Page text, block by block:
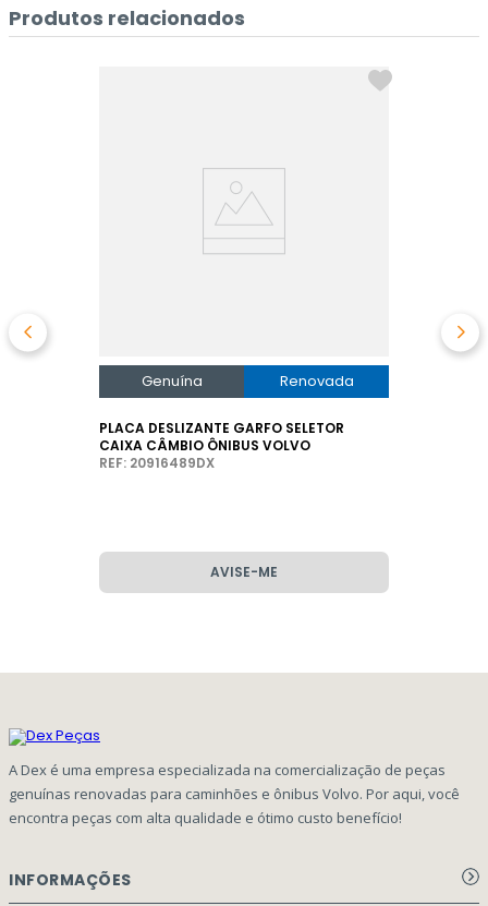
Produtos relacionados
Genuína Renovada
PLACA DESLIZANTE GARFO SELETOR
CAIXA CÂMBIO ÔNIBUS VOLVO
REF: 20916489DX
AVISE-ME
A Dex é uma empresa especializada na comercialização de peças
genuínas renovadas para caminhões e ônibus Volvo. Por aqui, você
encontra peças com alta qualidade e ótimo custo benefício!
INFORMAÇÕES